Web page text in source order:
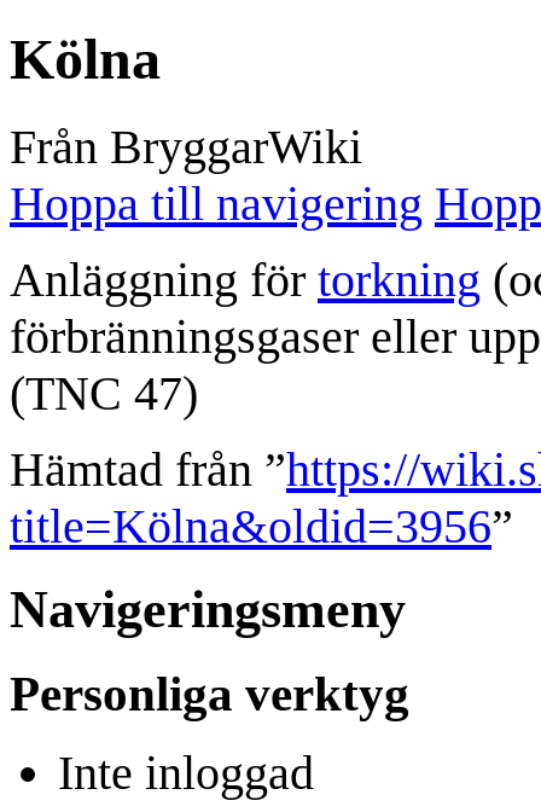
Kölna
Från BryggarWiki
Hoppa till navigering
Anläggning för torkning
förbränningsgaser eller
(TNC 47)
Hämtad från ”https://
title=Kölna&oldid=3956”
Navigeringsmeny
Personliga verktyg
Inte inloggad